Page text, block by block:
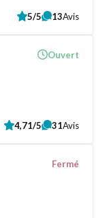
5/5 13Avis
Ouvert
4,71/5 31Avis
Fermé